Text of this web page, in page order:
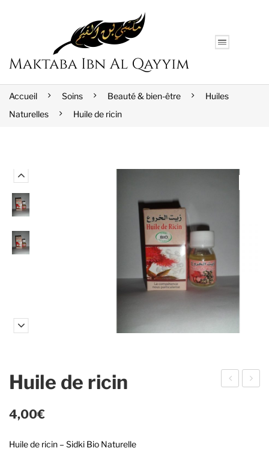
Accueil Soins Beauté & bien-être
Huiles
Naturelles
Huile de ricin
Huile de ricin
4,00€
Huile de ricin – Sidki Bio Naturelle